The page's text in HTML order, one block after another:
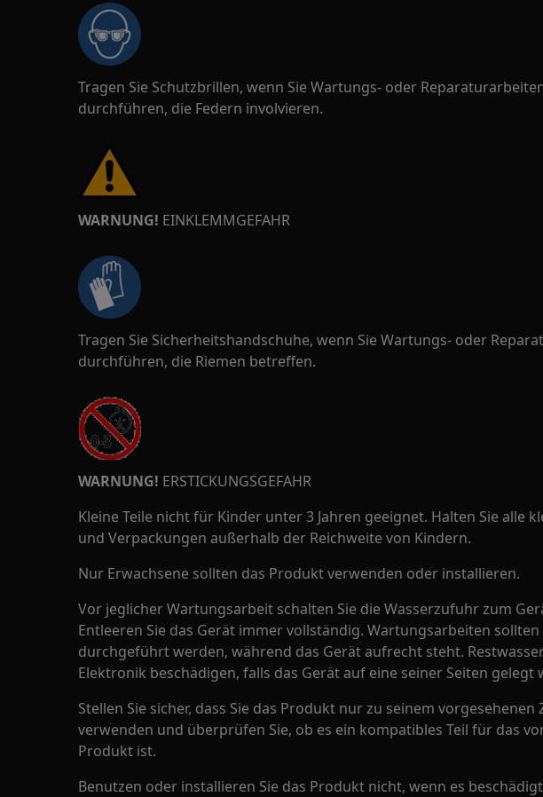
Tragen Sie Schutzbrillen, wenn Sie Wartungs- oder
durchführen, die Federn involvieren.
WARNUNG! EINKLEMMGEFAHR
Tragen Sie Sicherheitshandschuhe, wenn Sie Wartungs- oder
durchführen, die Riemen betreffen.
WARNUNG! ERSTICKUNGSGEFAHR
Kleine Teile nicht für Kinder unter 3 Jahren geeignet. Halten Sie alle
und Verpackungen außerhalb der Reichweite von Kindern.
Nur Erwachsene sollten das Produkt verwenden oder installieren.
Vor jeglicher Wartungsarbeit schalten Sie die Wasserzufuhr zum
Entleeren Sie das Gerät immer vollständig. Wartungsarbeiten
durchgeführt werden, während das Gerät aufrecht steht.
Elektronik beschädigen, falls das Gerät auf eine seiner Seiten gelegt
Stellen Sie sicher, dass Sie das Produkt nur zu seinem vorgesehenen
verwenden und überprüfen Sie, ob es ein kompatibles Teil für das
Produkt ist.
Benutzen oder installieren Sie das Produkt nicht, wenn es